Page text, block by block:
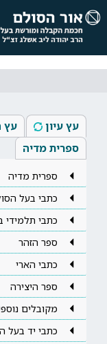
עץ עיון עץ
ספרית מדיה
ספרית מדיה
כתבי בעל
כתבי תלמידי
ספר הזהר
כתבי הארי
ספר היצירה
מקובלים
כתבי יד בעל